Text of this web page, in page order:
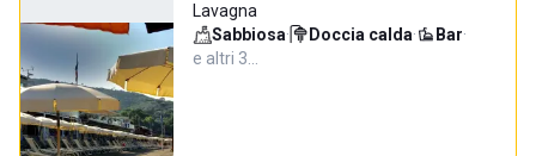
Lavagna
Sabbiosa· Doccia calda· Bar·
e altri 3…